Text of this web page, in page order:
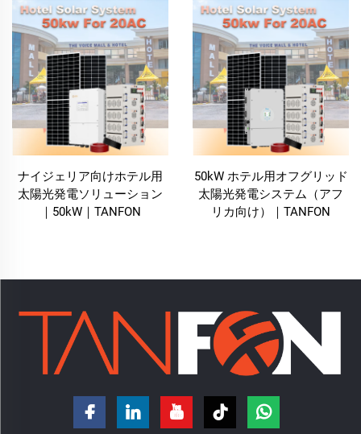
けます。このシステムは、昼間に余剰電力を蓄電池に
貯めることで、夜間や曇りの日にもその電力を活用可
能とし、ホテルの業務が一切中断されることなく継続
できるよう保証します。
エネルギー自立
ホテル用太陽光発電システムは、従来の送配電網から
の電力供給に依存しない「エネルギー自立」をホテル
に提供し、自社によるエネルギー生産のコントロール
を可能にします。電力供給が不安定または変動が激し
ルギー需要を満たすことができます。このシステムに
より、ホテルはエネルギー面での自立を達成し、安定
的かつ安心・安全な電力供給を実現します。
スケーラビリティと柔軟性
ホテルが小規模なブティックホテルであれ、大規模な
ナイジェリア向けホテル用
太陽光発電ソリューション
｜50kW｜TANFON
50kW ホテル用オフグリッド
太陽光発電システム（アフ
リカ向け）｜TANFON